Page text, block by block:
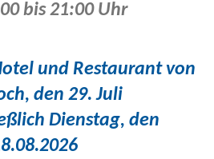
bis 21:00 Uhr
und Restaurant von
den 29. Juli
Dienstag, den